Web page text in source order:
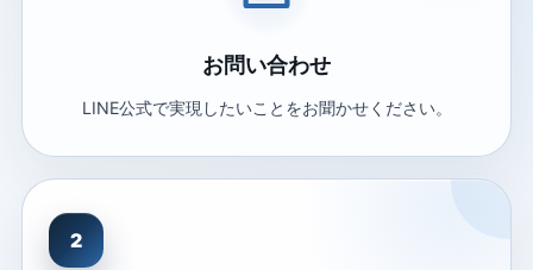
お問い合わせ
LINE公式で実現したいことをお聞かせください。
2